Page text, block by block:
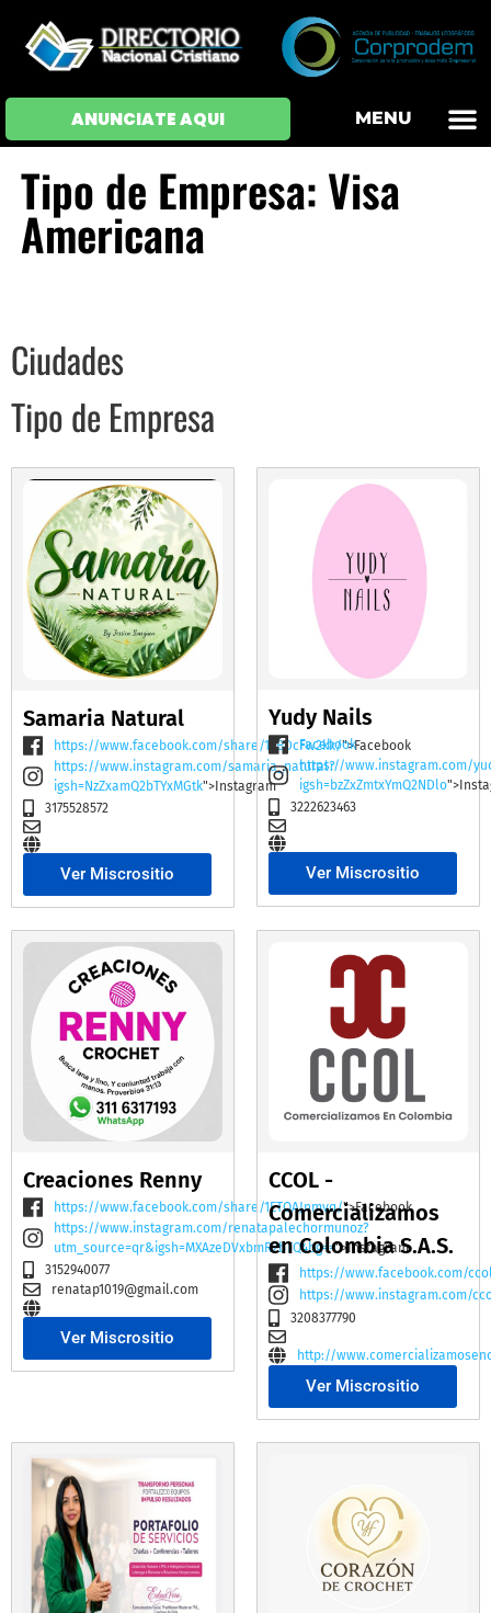
ANUNCIATE AQUI MENU
Tipo de Empresa: Visa
Americana
Ciudades
Tipo de Empresa
Samaria Natural
https://www.facebook.com/share/19BDcFw2kk/">Facebook
https://www.instagram.com/samaria_natural?
igsh=NzZxamQ2bTYxMGtk">Instagram
3175528572
Ver Miscrositio
Yudy Nails
Facebook
https://www.instagram.com/
igsh=bzZxZmtxYmQ2NDlo
3222623463
Ver Miscrositio
Creaciones Renny
https://www.facebook.com/share/1ETQAJnmvq/">Facebook
https://www.instagram.com/renatapalechormunoz?
utm_source=qr&igsh=MXAzeDVxbmR2bTQ4bg==">Instagram
3152940077
renatap1019@gmail.com
Ver Miscrositio
CCOL -
Comercializamos
en Colombia S.A.S.
https://www.facebook.com/
https://www.instagram.com/
3208377790
http://
Ver Miscrositio